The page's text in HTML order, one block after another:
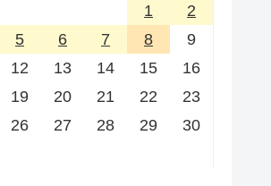
1
2
5 6 7 8
9
12 13 14 15
16
19 20 21 22
23
26 27 28 29
30